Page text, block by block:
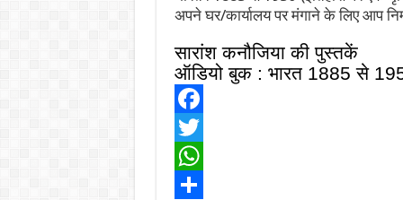
अपने घर/कार्यालय पर मंगाने के लिए आप
सारांश कनौजिया की पुस्तकें
ऑडियो बुक : भारत 1885से
F
a
c
T
w
W